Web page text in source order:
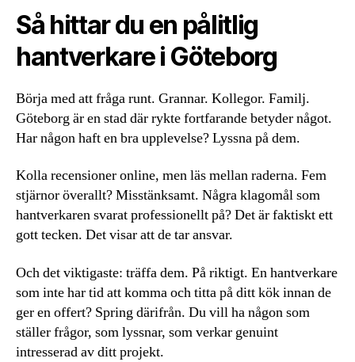
Så hittar du en pålitlig
hantverkare i Göteborg
Börja med att fråga runt. Grannar. Kollegor. Familj.
Göteborg är en stad där rykte fortfarande betyder något.
Har någon haft en bra upplevelse? Lyssna på dem.
Kolla recensioner online, men läs mellan raderna. Fem
stjärnor överallt? Misstänksamt. Några klagomål som
hantverkaren svarat professionellt på? Det är faktiskt ett
gott tecken. Det visar att de tar ansvar.
Och det viktigaste: träffa dem. På riktigt. En hantverkare
som inte har tid att komma och titta på ditt kök innan de
ger en offert? Spring därifrån. Du vill ha någon som
ställer frågor, som lyssnar, som verkar genuint
intresserad av ditt projekt.